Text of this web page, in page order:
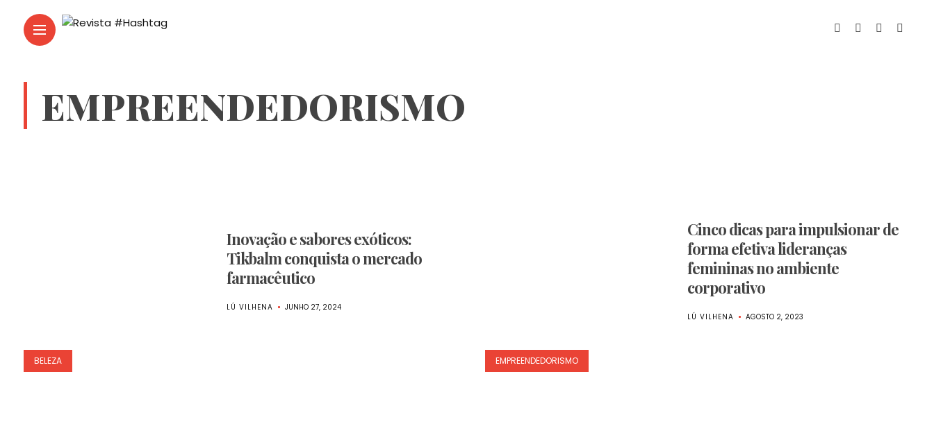
EMPREENDEDORISMO
BELEZA
Inovação e sabores exóticos:
Tikbalm conquista o mercado
farmacêutico
LÚ VILHENA JUNHO 27, 2024
EMPREENDEDORISMO
Cinco dicas para impulsionar de
forma efetiva lideranças
femininas no ambiente
corporativo
LÚ VILHENA AGOSTO 2, 2023